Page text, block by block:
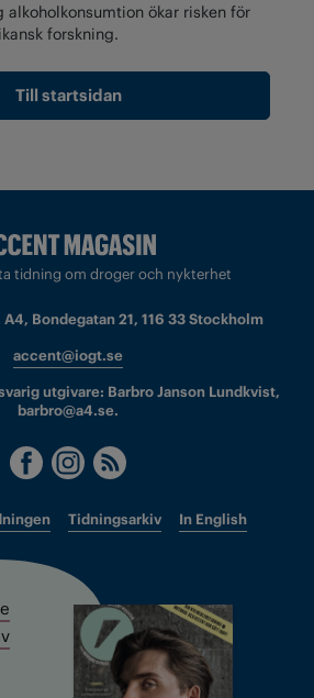
alkoholkonsumtion ökar risken för
forskning.
Till startsidan
tidning om droger och nykterhet
Bondegatan 21, 116 33 Stockholm
accent@iogt.se
utgivare: Barbro Janson Lundkvist,
barbro@a4.se.
Tidningsarkiv In English